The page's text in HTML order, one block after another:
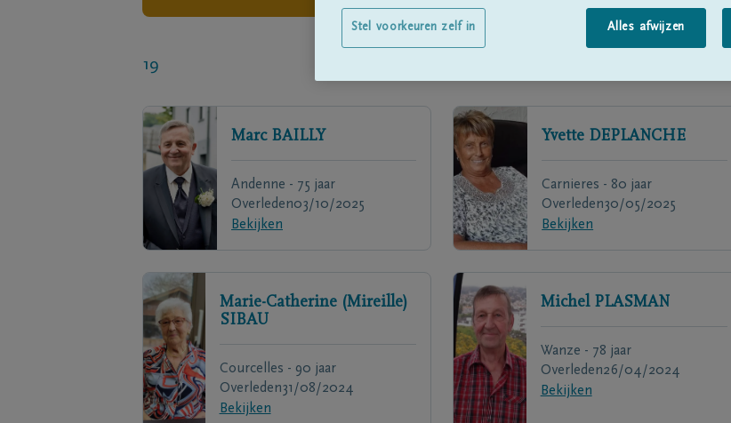
19
Marc BAILLY
Andenne - 75 jaar
Overleden03/10/2025
Bekijken
Yvette DEPLANCHE
Carnieres - 80 jaar
Overleden30/05/2025
Bekijken
Marie-Catherine (Mireille)
SIBAU
Courcelles - 90 jaar
Overleden31/08/2024
Bekijken
Michel PLASMAN
Wanze - 78 jaar
Overleden26/04/2024
Bekijken
Alles afwijzen
Stel voorkeuren zelf in